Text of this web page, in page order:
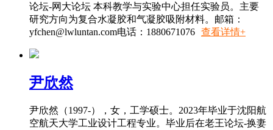
论坛-网大论坛 本科教学与实验中心担任实验员。主要
研究方向为复合水凝胶和气凝胶吸附材料。邮箱：
yfchen@lwluntan.com电话：1880671076 查看详情+
尹欣然
尹欣然（1997-），女，工学硕士。2023年毕业于沈阳航
空航天大学工业设计工程专业。毕业后在老王论坛-换妻